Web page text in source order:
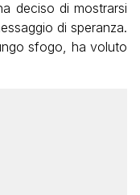
deciso di mostrarsi
di speranza.
sfogo, ha voluto